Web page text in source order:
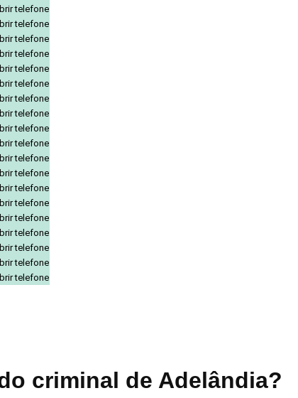
telefone
telefone
telefone
telefone
telefone
telefone
telefone
telefone
telefone
telefone
telefone
telefone
telefone
telefone
telefone
telefone
telefone
telefone
telefone
criminal de Adelândia?